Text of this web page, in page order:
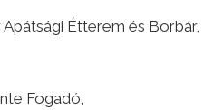
Étterem és Borbár,
Fogadó,